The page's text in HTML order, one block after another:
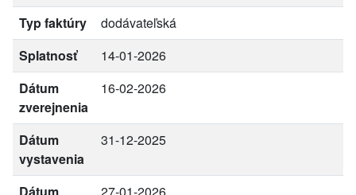
Typ faktúry
dodávateľská
Splatnosť
14-01-2026
Dátum
zverejnenia
16-02-2026
Dátum
vystavenia
31-12-2025